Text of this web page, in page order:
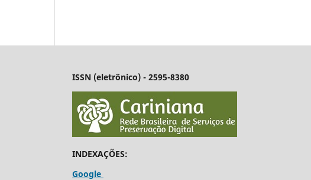
ISSN (eletrônico) - 2595-8380
INDEXAÇÕES:
Google